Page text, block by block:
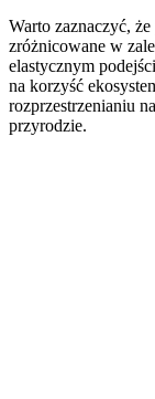
Warto zaznaczyć,
zróżnicowane w
elastycznym
na korzyść
rozprzestrzenianiu
przyrodzie.